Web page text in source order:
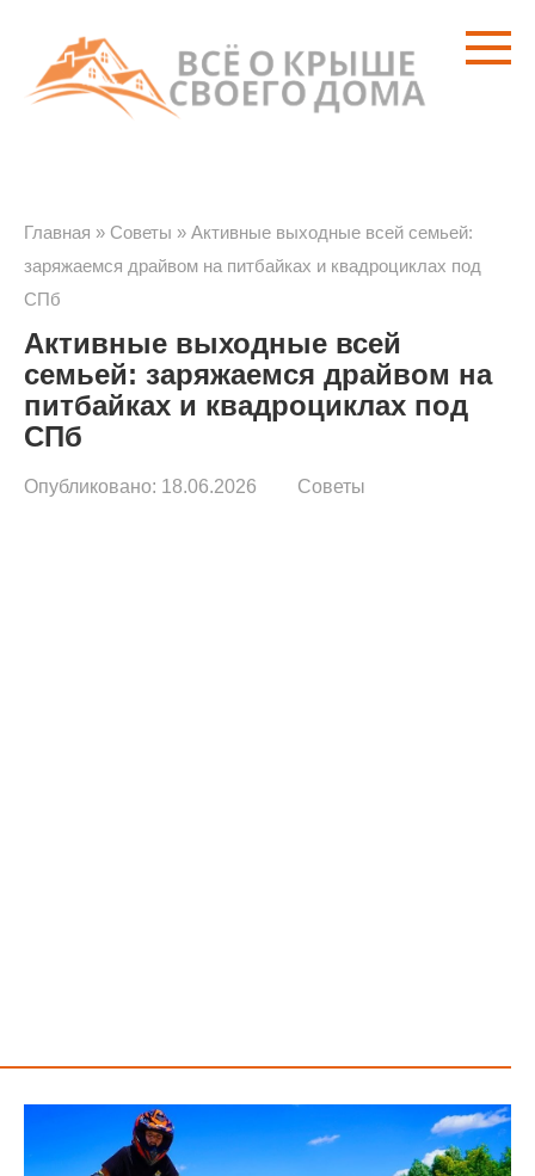
контенту
Главная » Советы » Активные выходные всей семьей:
заряжаемся драйвом на питбайках и квадроциклах под
СПб
Активные выходные всей
семьей: заряжаемся драйвом на
питбайках и квадроциклах под
СПб
Опубликовано: 18.06.2026 Советы